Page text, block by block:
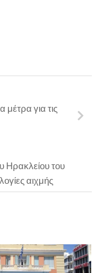
για τις
Ηρακλείου του
αιχμής